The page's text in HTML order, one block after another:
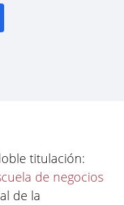
titulación:
de negocios
de la